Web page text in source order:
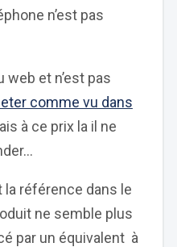
n’est pas
web et n’est pas
comme vu dans
à ce prix la il ne
la référence dans le
ne semble plus
par un équivalent à